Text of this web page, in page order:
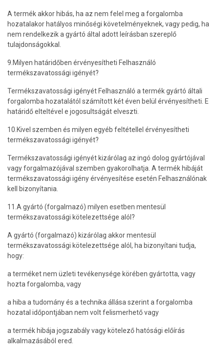
A termék akkor hibás, ha az nem felel meg a forgalomba
hozatalakor hatályos minőségi követelményeknek, vagy pedig, ha
nem rendelkezik a gyártó által adott leírásban szereplő
tulajdonságokkal.
9.Milyen határidőben érvényesítheti Felhasználó
termékszavatossági igényét?
Termékszavatossági igényét Felhasználó a termék gyártó általi
forgalomba hozatalától számított két éven belül érvényesítheti. E
határidő elteltével e jogosultságát elveszti.
10.Kivel szemben és milyen egyéb feltétellel érvényesítheti
termékszavatossági igényét?
Termékszavatossági igényét kizárólag az ingó dolog gyártójával
vagy forgalmazójával szemben gyakorolhatja. A termék hibáját
termékszavatossági igény érvényesítése esetén Felhasználónak
kell bizonyítania.
11.A gyártó (forgalmazó) milyen esetben mentesül
termékszavatossági kötelezettsége alól?
A gyártó (forgalmazó) kizárólag akkor mentesül
termékszavatossági kötelezettsége alól, ha bizonyítani tudja,
hogy:
a terméket nem üzleti tevékenysége körében gyártotta, vagy
hozta forgalomba, vagy
a hiba a tudomány és a technika állása szerint a forgalomba
hozatal időpontjában nem volt felismerhető vagy
a termék hibája jogszabály vagy kötelező hatósági előírás
alkalmazásából ered.